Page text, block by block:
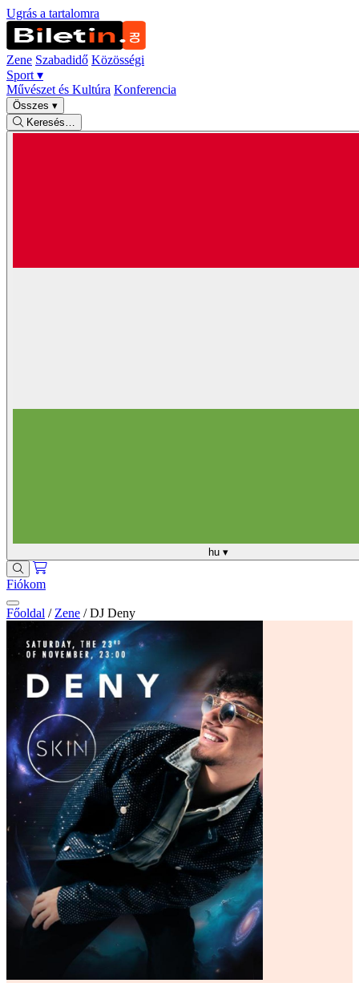
Ugrás a tartalomra
Zene Szabadidő Közösségi
Sport ▾
Művészet és Kultúra Konferencia
Összes ▾
Keresés…
hu ▾
Fiókom
Főoldal / Zene / DJ Deny